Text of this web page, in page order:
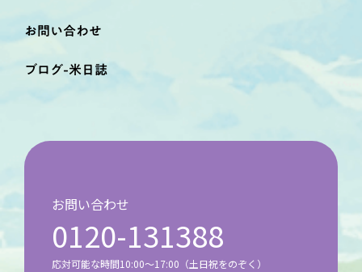
お問い合わせ
ブログ-米日誌
お問い合わせ
0120-131388
応対可能な時間10:00～17:00（土日祝をのぞく）